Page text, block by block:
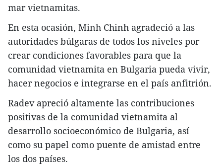
mar vietnamitas.
En esta ocasión, Minh Chinh agradeció a las
autoridades búlgaras de todos los niveles por
crear condiciones favorables para que la
comunidad vietnamita en Bulgaria pueda vivir,
hacer negocios e integrarse en el país anfitrión.
Radev apreció altamente las contribuciones
positivas de la comunidad vietnamita al
desarrollo socioeconómico de Bulgaria, así
como su papel como puente de amistad entre
los dos países.